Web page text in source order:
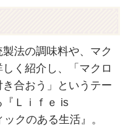
法の調味料や、マク
く紹介し、「マクロ
合おう」というテー
Ｌｉｆｅ is
クのある生活』。